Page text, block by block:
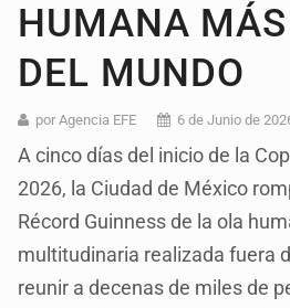
HUMANA
DEL MUNDO
por Agencia EFE 6 de Junio de
A cinco días del inicio de la
2026, la Ciudad de México
Récord Guinness de la ola
multitudinaria realizada fuera
reunir a decenas de miles de